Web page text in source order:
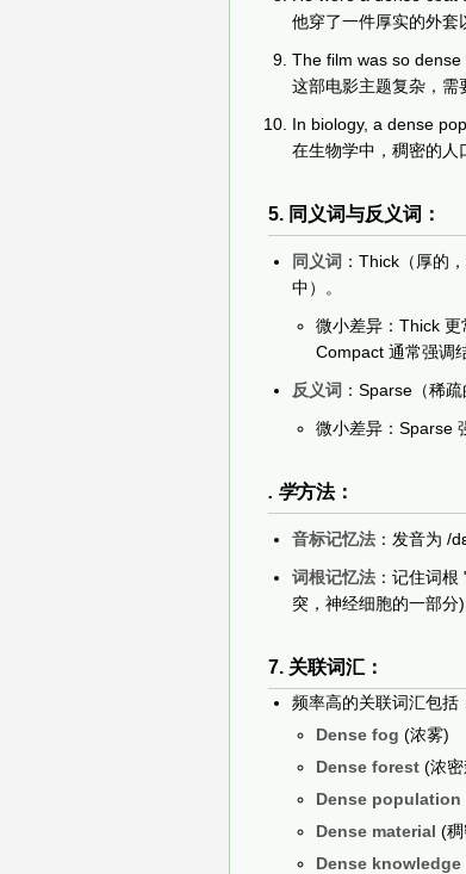
他穿了一件厚实的外套
The film was so
这部电影主题复杂，需
In biology, a dense
在生物学中，稠密的人
5. 同义词与反义词：
同义词 ：Thick（厚的
中）。
微小差异：Thick 更
Compact 通常强调
反义词 ：Sparse（稀
微小差异：Sparse
. 学方法：
音标记忆法 ：发音为 /
词根记忆法 ：记住词
突，神经细胞的一部分)
7. 关联词汇：
频率高的关联词汇包括
Dense fog (浓雾)
Dense forest (浓
Dense population
Dense material (
Dense knowledge